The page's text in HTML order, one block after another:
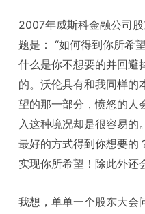
2007年威斯科金融公司
题是： “如何得到你所希
什么是你不想要的并回避
的。沃伦具有和我同样的
望的那一部分，愤怒的人
入这种境况却是很容易的
最好的方式得到你想要的
实现你所希望！除此外还
我想，单单一个股东大会